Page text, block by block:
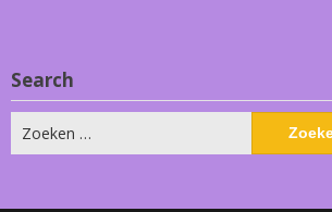
Search
naar: